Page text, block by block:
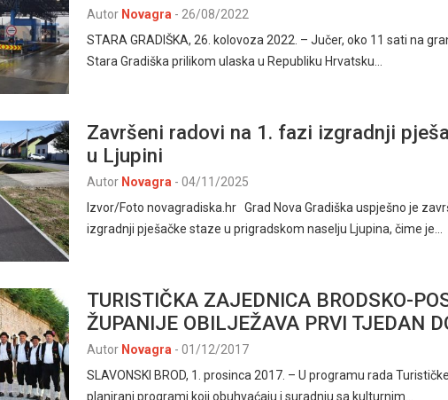
Autor Novagra - 26/08/2022
STARA GRADIŠKA, 26. kolovoza 2022. – Jučer, oko 11 sati na
Stara Gradiška prilikom ulaska u Republiku Hrvatsku…
Završeni radovi na 1. fazi izgradnji
u Ljupini
Autor Novagra - 04/11/2025
Izvor/Foto novagradiska.hr Grad Nova Gradiška uspješno je
izgradnji pješačke staze u prigradskom naselju Ljupina, čime je…
TURISTIČKA ZAJEDNICA BRODSKO-
ŽUPANIJE OBILJEŽAVA PRVI TJEDAN
Autor Novagra - 01/12/2017
SLAVONSKI BROD, 1. prosinca 2017. – U programu rada
planirani programi koji obuhvaćaju i suradnju sa kulturnim…